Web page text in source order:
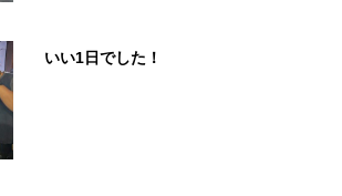
いい1日でした！